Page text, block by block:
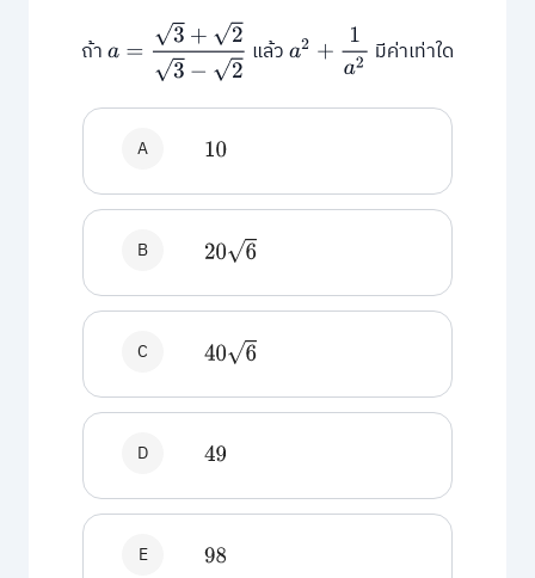
ถ้า 23− 2 แล้วa2 +1 a2 มีค่าเท่าใด
A 10
B 206
C 406
D 49
E 98